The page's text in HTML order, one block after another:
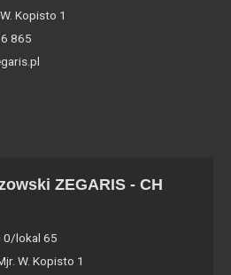
Kopisto 1
865
ZEGARIS - CH
0/lokal 65
W. Kopisto 1